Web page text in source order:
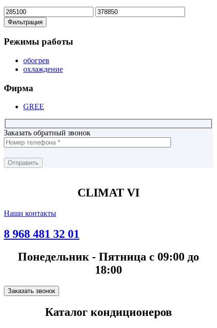
Минимальная
цена
Максимальная
цена
Фильтрация
Режимы работы
обогрев
охлаждение
Фирма
GREE
Заказать обратный звонок
CLIMAT VI
Наши контакты
8 968 481 32 01
Понедельник - Пятница с 09:00 до
18:00
Заказать звонок
Каталог кондиционеров